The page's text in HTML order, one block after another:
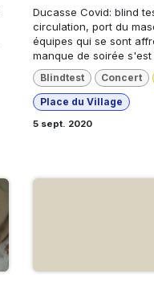
Ducasse Covid: blind
circulation, port du
équipes qui se sont
manque de soirée s'est
Blindtest Concert
Place du Village
5 sept. 2020